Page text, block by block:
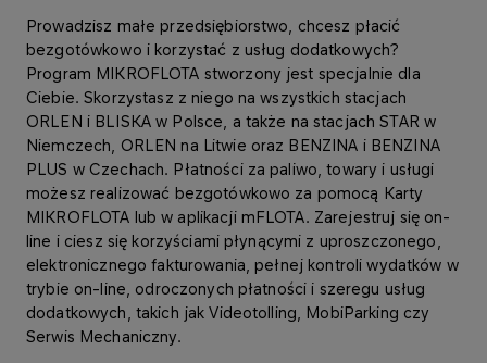
Prowadzisz małe przedsiębiorstwo, chcesz płacić
bezgotówkowo i korzystać z usług dodatkowych?
Program MIKROFLOTA stworzony jest specjalnie dla
Ciebie. Skorzystasz z niego na wszystkich stacjach
ORLEN i BLISKA w Polsce, a także na stacjach STAR w
Niemczech, ORLEN na Litwie oraz BENZINA i BENZINA
PLUS w Czechach. Płatności za paliwo, towary i usługi
możesz realizować bezgotówkowo za pomocą Karty
MIKROFLOTA lub w aplikacji mFLOTA. Zarejestruj się on-
line i ciesz się korzyściami płynącymi z uproszczonego,
elektronicznego fakturowania, pełnej kontroli wydatków w
trybie on-line, odroczonych płatności i szeregu usług
dodatkowych, takich jak Videotolling, MobiParking czy
Serwis Mechaniczny.